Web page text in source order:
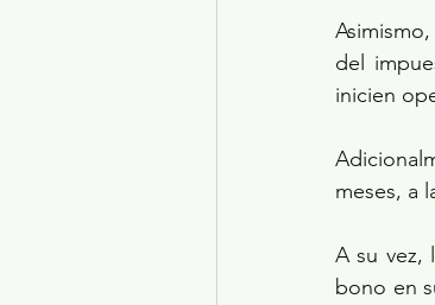
del
inicien
meses, a
A su vez,
bono en